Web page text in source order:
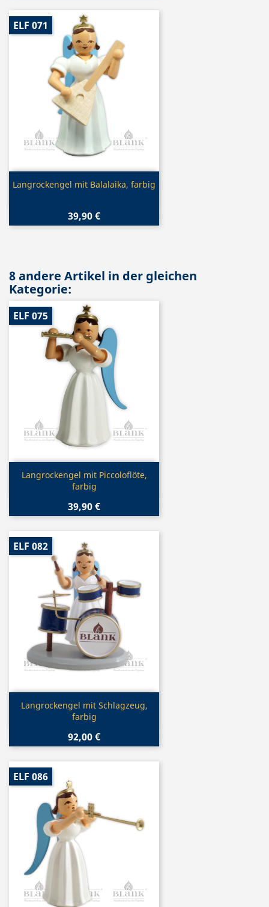
Vorschau
Langrockengel mit Balalaika, farbig
39,90 €
ELF 071
8 andere Artikel in der gleichen
Kategorie:
Vorschau
Langrockengel mit Piccoloflöte,
farbig
39,90 €
ELF 075
Vorschau
Langrockengel mit Schlagzeug,
farbig
92,00 €
ELF 082
ELF 086